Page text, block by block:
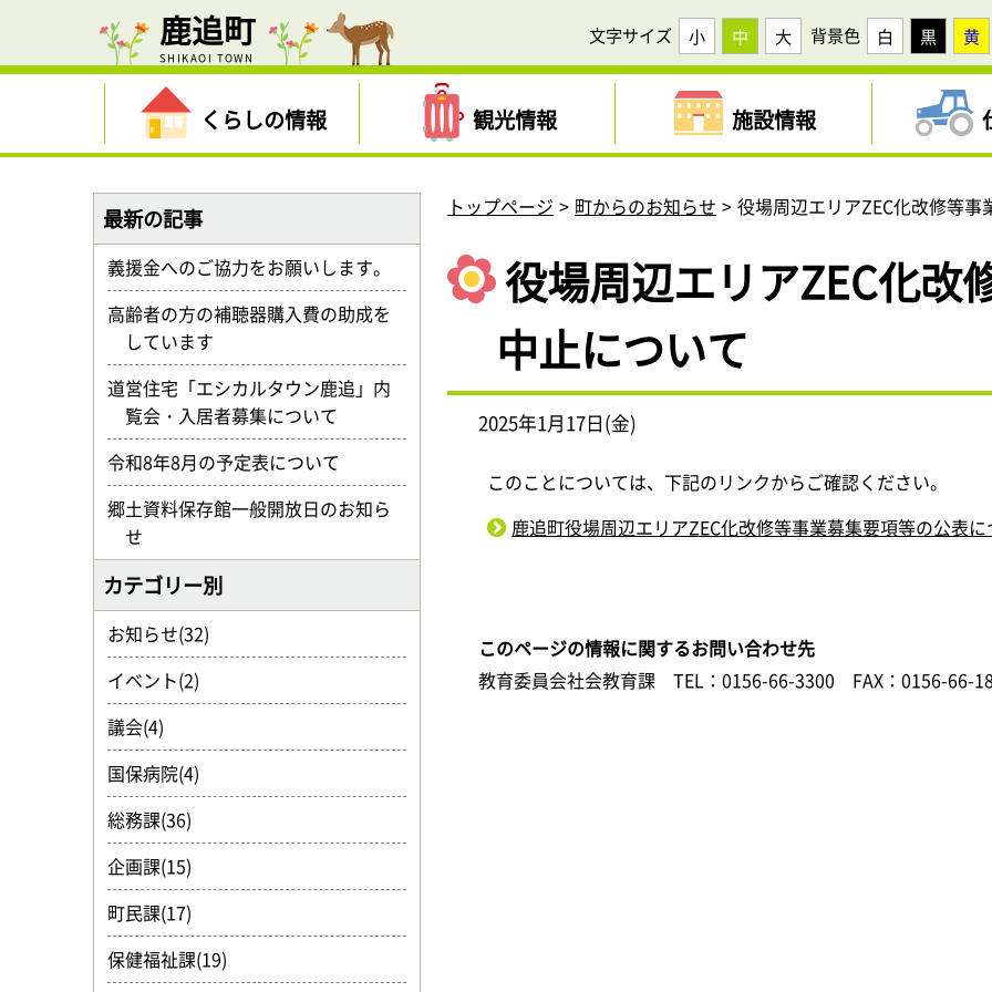
鹿追町
SHIKAOI TOWN
文字サイズ 小 中 大 背景色 白 黒 黄
くらしの情報 観光情報 施設情報
トップページ 町からのお知らせ 役場周辺エリアZEC化改修等
役場周辺エリアZEC化改
中止について
2025年1月17日(金)
このことについては、下記のリンクからご確認ください。
鹿追町役場周辺エリアZEC化改修等事業募集要項等の公表に
このページの情報に関するお問い合わせ先
教育委員会社会教育課
TEL：0156-66-3300 FAX：0156-66-
最新の記事
義援金へのご協力をお願いします。
高齢者の方の補聴器購入費の助成を
しています
道営住宅「エシカルタウン鹿追」内
覧会・入居者募集について
令和8年8月の予定表について
郷土資料保存館一般開放日のお知ら
せ
カテゴリー別
お知らせ(32)
イベント(2)
議会(4)
国保病院(4)
総務課(36)
企画課(15)
町民課(17)
保健福祉課(19)